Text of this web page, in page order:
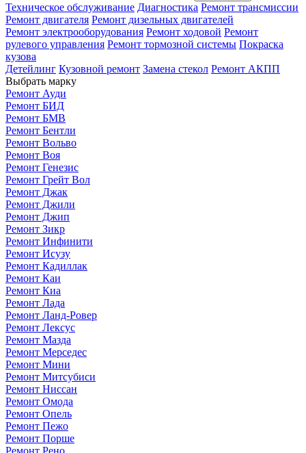
Техническое обслуживание Диагностика Ремонт трансмиссии
Ремонт двигателя Ремонт дизельных двигателей
Ремонт электрооборудования Ремонт ходовой Ремонт
рулевого управления Ремонт тормозной системы Покраска
кузова
Детейлинг Кузовной ремонт Замена стекол Ремонт АКПП
Выбрать марку
Ремонт Ауди
Ремонт БИД
Ремонт БМВ
Ремонт Бентли
Ремонт Вольво
Ремонт Воя
Ремонт Генезис
Ремонт Грейт Вол
Ремонт Джак
Ремонт Джили
Ремонт Джип
Ремонт Зикр
Ремонт Инфинити
Ремонт Исузу
Ремонт Кадиллак
Ремонт Каи
Ремонт Киа
Ремонт Лада
Ремонт Ланд-Ровер
Ремонт Лексус
Ремонт Мазда
Ремонт Мерседес
Ремонт Мини
Ремонт Митсубиси
Ремонт Ниссан
Ремонт Омода
Ремонт Опель
Ремонт Пежо
Ремонт Порше
Ремонт Рено